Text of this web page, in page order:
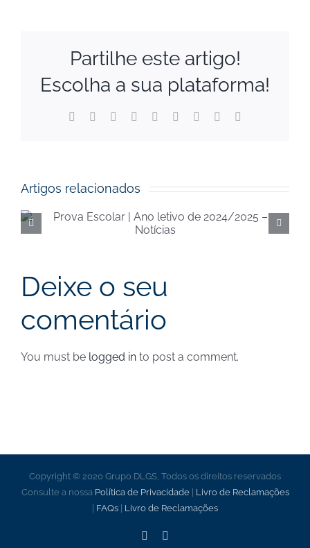
Partilhe este artigo!
Escolha a sua plataforma!
Facebook Reddit LinkedInWhatsApp
TumblrPinterest
Artigos relacionados
Execução orçamental da
Segurança Social de
Deixe o seu
comentário
You must be logged in to post a comment.
Copyright © 2020 Grupo DLGS, Todos os direitos reservados
Consulte a nossa Política de Privacidade| Livro de Reclamações
FAQs Livro de Reclamações
Facebook